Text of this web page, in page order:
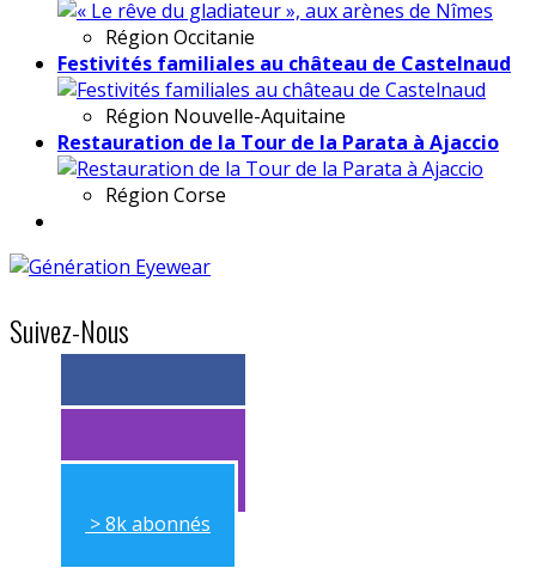
Région Occitanie
Festivités familiales au château de Castelnaud
Région Nouvelle-Aquitaine
Restauration de la Tour de la Parata à Ajaccio
Région Corse
Suivez-Nous
> 11k abonnés
> 11k abonnés
> 8k abonnés